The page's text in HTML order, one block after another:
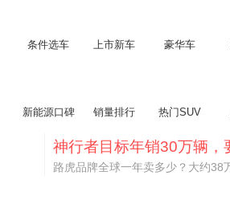
条件选车 上市新车 豪华车
新能源口碑 销量排行 热门SUV